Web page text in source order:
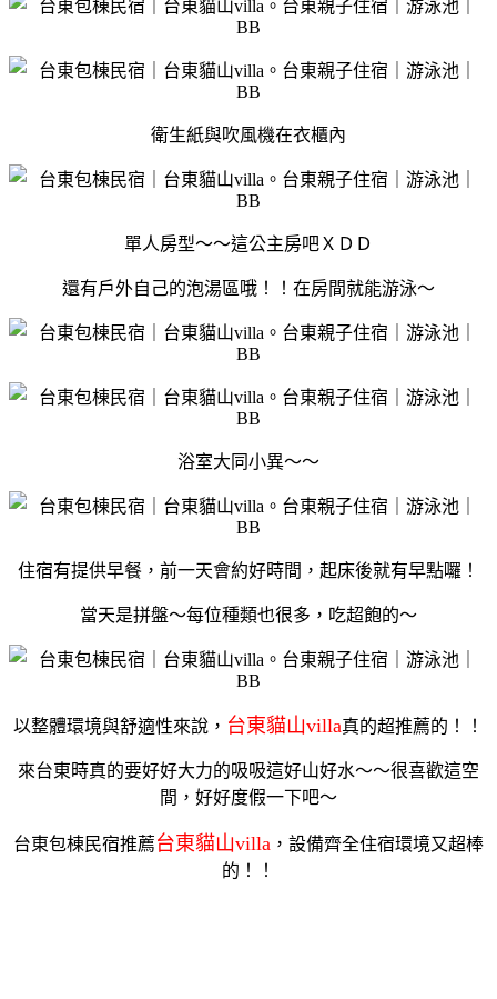
衛生紙與吹風機在衣櫃內
單人房型～～這公主房吧ＸＤＤ
還有戶外自己的泡湯區哦！！在房間就能游泳～
浴室大同小異～～
住宿有提供早餐，前一天會約好時間，起床後就有早點囉！
當天是拼盤～每位種類也很多，吃超飽的～
以整體環境與舒適性來說， 台東貓山villa真的超推薦的！！
來台東時真的要好好大力的吸吸這好山好水～～很喜歡這空
間，好好度假一下吧～
台東包棟民宿推薦台東貓山villa ，設備齊全住宿環境又超棒
的！！